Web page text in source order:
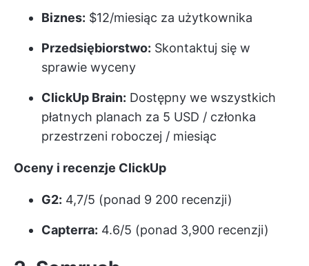
Biznes: $12/miesiąc za użytkownika
Przedsiębiorstwo: Skontaktuj się w
sprawie wyceny
ClickUp Brain: Dostępny we wszystkich
płatnych planach za 5 USD / członka
przestrzeni roboczej / miesiąc
Oceny i recenzje ClickUp
G2: 4,7/5 (ponad 9 200 recenzji)
Capterra: 4.6/5 (ponad 3,900 recenzji)